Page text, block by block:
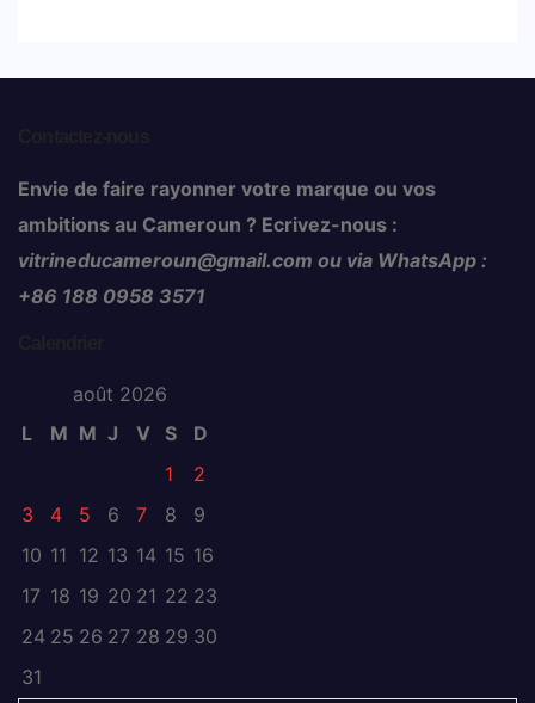
Envie de faire rayonner votre marque ou vos
ambitions au Cameroun ? Ecrivez-nous :
vitrineducameroun@gmail.com ou via WhatsApp :
+86 188 0958 3571
août 2026
L
M M J V S
D
1
2
3
4 5 6 7 8
9
10 11 12 13 14 15 16
17 18 19 20 21 22 23
24 25 26 27 28 29 30
31